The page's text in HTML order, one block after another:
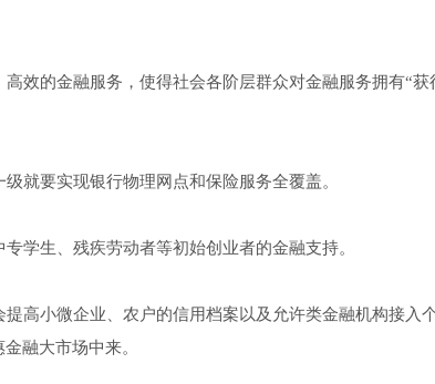
效的金融服务，使得社会各阶层群众对金融服务拥有“获
就要实现银行物理网点和保险服务全覆盖。
学生、残疾劳动者等初始创业者的金融支持。
高小微企业、农户的信用档案以及允许类金融机构接入
融大市场中来。